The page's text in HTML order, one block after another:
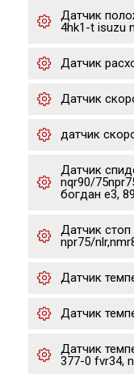
Датчик
4hk1-t isuzu
Датчик
Датчик
датчик
Датчик
nqr90/
богдан е3,
Датчик стоп
npr75/
Датчик
Датчик
Датчик
377-0 fvr34,